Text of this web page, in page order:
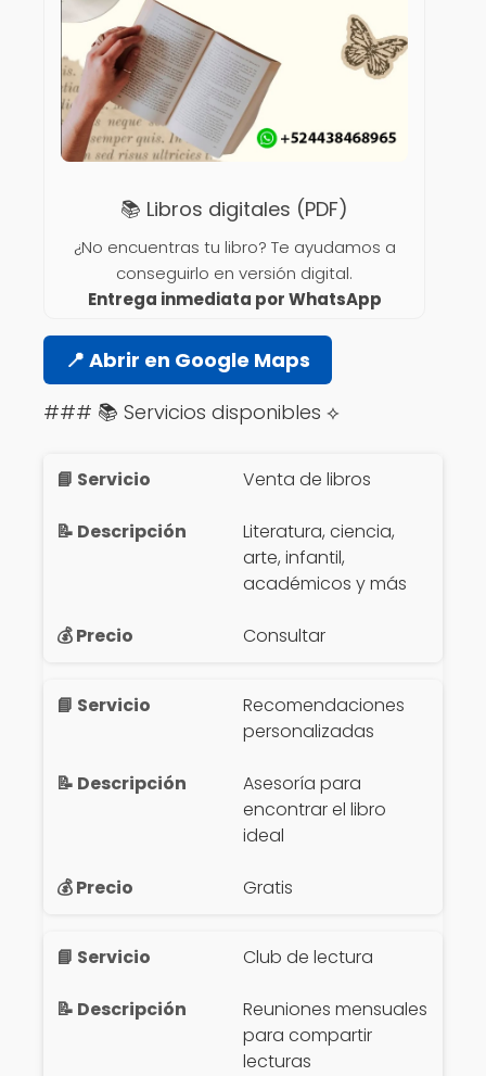
📚 Libros digitales (PDF)
¿No encuentras tu libro? Te ayudamos a
conseguirlo en versión digital.
Entrega inmediata por WhatsApp
📍 Abrir en Google Maps
### 📚 Servicios disponibles ⟡
Venta de libros
Literatura, ciencia,
arte, infantil,
académicos y más
Consultar
Recomendaciones
personalizadas
Asesoría para
encontrar el libro
ideal
Gratis
Club de lectura
Reuniones mensuales
para compartir
lecturas